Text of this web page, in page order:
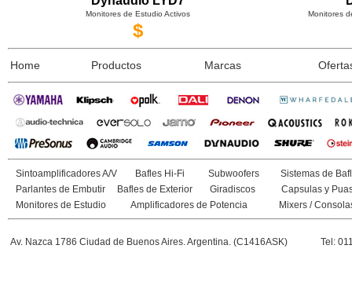
Monitores de Estudio Activos Monitores
$
Home Productos Marcas
Sintoamplificadores A/V Bafles Hi-Fi Subwoofers
Sistemas de
Parlantes de Embutir
Bafles de Exterior Giradiscos
Capsulas y
Monitores de Estudio
Amplificadores de Potencia Mixers /
Av. Nazca 1786 Ciudad de Buenos Aires. Argentina. (C1416ASK) Tel: